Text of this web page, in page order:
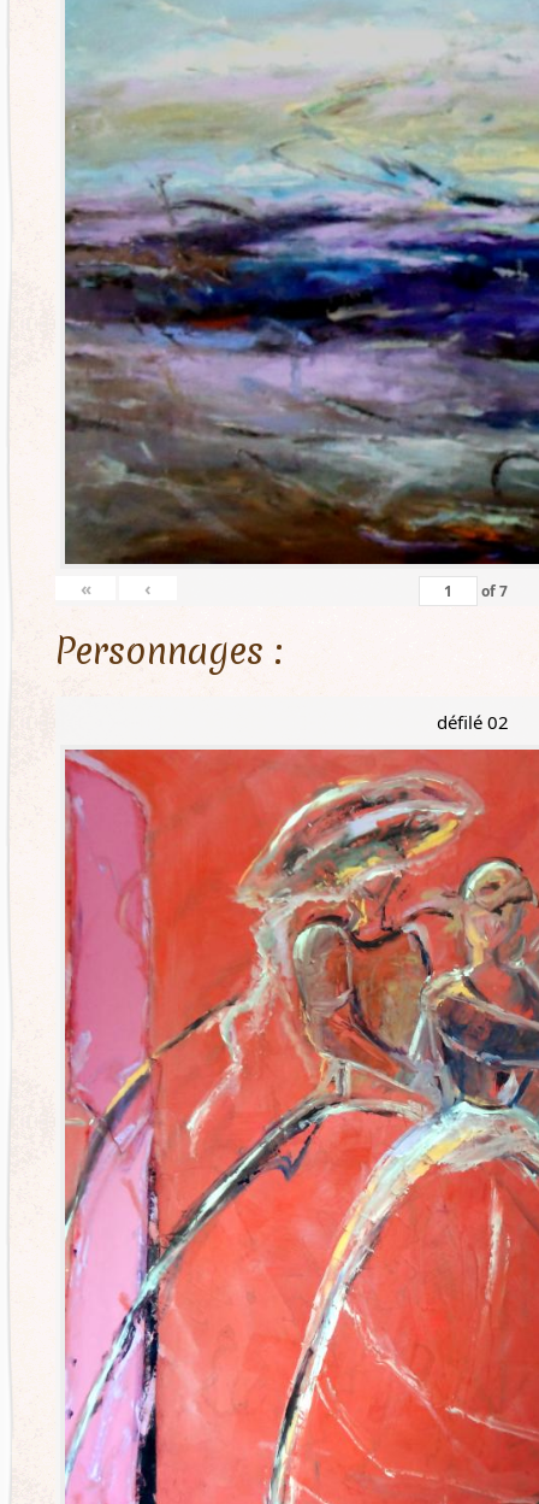
« ‹ of7
Personnages :
défilé 02